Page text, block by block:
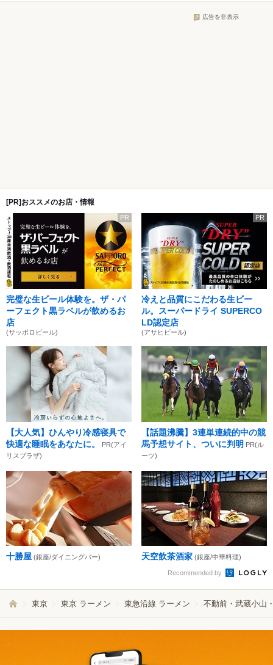
広告を非表示
[PR]おススメのお店・情報
PR
完璧な生ビール体験を。ザ・パ
ーフェクト黒ラベルが飲めるお
店
(サッポロビール)
PR
冷えと品質にこだわる生ビー
ル。スーパードライ SUPERCO
LD認定店
(アサヒビール)
【大人気】ひんやり冷感寝具で
快適な睡眠をあなたに。
PR(アイ
リスプラザ)
【話題沸騰】3連単連続的中の競
馬予想サイト、ついに判明 PR(ル
ーツ)
十勝屋 (銀座/ダイニングバー) 天空飲茶酒家 (銀座/中華料理)
Recommended by
東京 東京 ラーメン 東急沿線 ラーメン 不動前・武蔵小山